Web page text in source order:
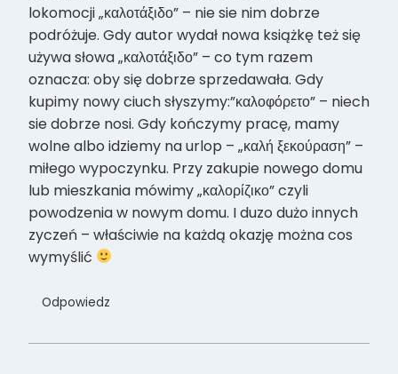
lokomocji „καλοτάξιδο” – nie sie nim dobrze
podróżuje. Gdy autor wydał nowa książkę też się
używa słowa „καλοτάξιδο” – co tym razem
oznacza: oby się dobrze sprzedawała. Gdy
kupimy nowy ciuch słyszymy:”καλοφόρετο” – niech
sie dobrze nosi. Gdy kończymy pracę, mamy
wolne albo idziemy na urlop – „καλή ξεκούραση” –
miłego wypoczynku. Przy zakupie nowego domu
lub mieszkania mówimy „καλορίζικο” czyli
powodzenia w nowym domu. I duzo dużo innych
zyczeń – właściwie na każdą okazję można cos
wymyślić
Odpowiedz